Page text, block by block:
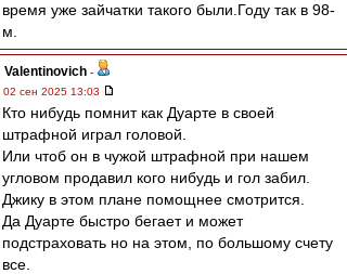
время уже зайчатки такого были.Году так в 98-
м.
Valentinovich -
02 сен 2025 13:03
Кто нибудь помнит как Дуарте в своей
штрафной играл головой.
Или чтоб он в чужой штрафной при нашем
угловом продавил кого нибудь и гол забил.
Джику в этом плане помощнее смотрится.
Да Дуарте быстро бегает и может
подстраховать но на этом, по большому счету
все.